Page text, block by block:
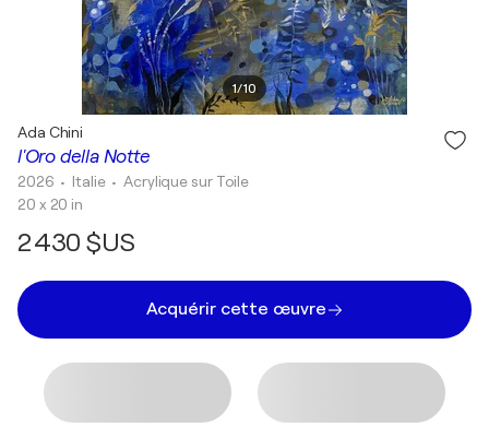
1/10
l'Oro della Notte
Ada Chini
2026 • Italie •Acrylique sur Toile
20 x 20 in
2 430 $US
Acquérir cette œuvre